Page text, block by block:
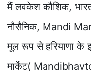
मैं लवकेश कौशिक,
नौसैनिक, Mandi
मूल रूप से हरियाणा के
मार्केट(